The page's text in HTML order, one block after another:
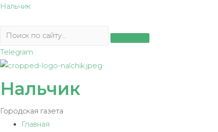
Перейти
содержимому
Нальчик
Telegram
Нальчик
Городская газета
Главная